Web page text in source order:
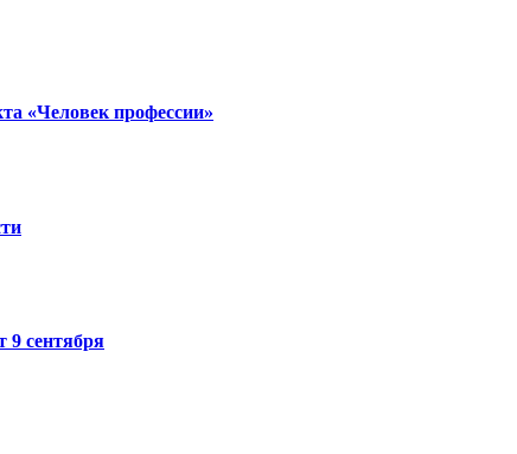
«Человек профессии»
9 сентября